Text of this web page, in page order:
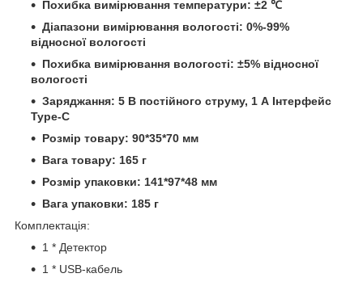
Похибка вимірювання температури: ±2 ℃
Діапазони вимірювання вологості: 0%-99%
відносної вологості
Похибка вимірювання вологості: ±5% відносної
вологості
Заряджання: 5 В постійного струму, 1 А Інтерфейс
Type-C
Розмір товару: 90*35*70 мм
Вага товару: 165 г
Розмір упаковки: 141*97*48 мм
Вага упаковки: 185 г
Комплектація:
1 * Детектор
1 * USB-кабель